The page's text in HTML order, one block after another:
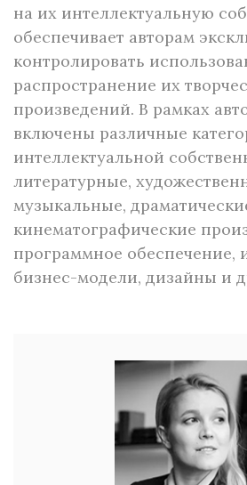
на их интеллектуальную
обеспечивает авторам
контролировать
распространение их
произведений. В рамках
включены различные
интеллектуальной
литературные,
музыкальные,
кинематографические
программное обеспечение,
бизнес-модели, дизайны и